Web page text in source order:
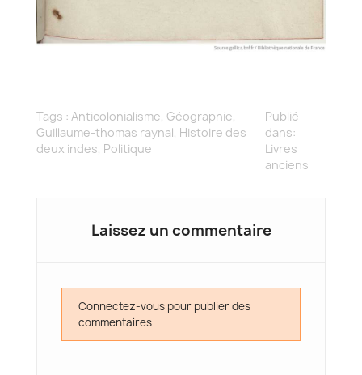
Tags : Anticolonialisme, Géographie,
Guillaume-thomas raynal, Histoire des
deux indes, Politique
Publié
dans:
Livres
anciens
Laissez un commentaire
Connectez-vous pour publier des
commentaires